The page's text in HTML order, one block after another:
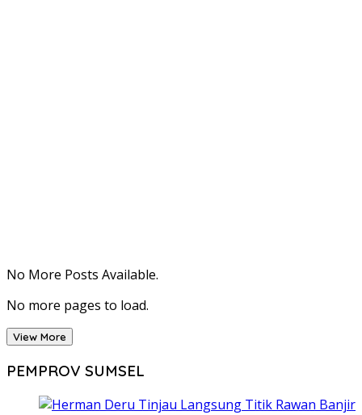
No More Posts Available.
No more pages to load.
View More
PEMPROV SUMSEL